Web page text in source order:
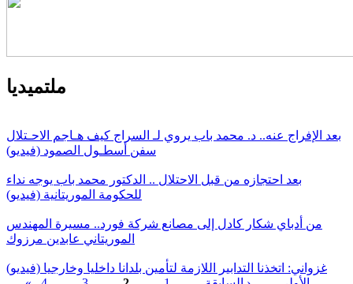
ملتميديا
بعد الإفراج عنه.. د. محمد باب يروي لـ السراج كيف هـاجم الاحـتلال
سفن أسطـول الصمود (فيديو)
بعد احتجازه من قبل الاحتلال .. الدكتور محمد باب يوجه نداء
للحكومة الموريتانية (فيديو)
من أدباي شكار كادل إلى مصانع شركة فورد.. مسيرة المهندس
الموريتاني عابدين مرزوك
غزواني: اتخذنا التدابير اللازمة لتأمين بلدانا داخليا وخارجيا (فيديو)